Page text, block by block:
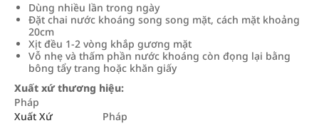
Dùng nhiều lần trong ngày
Đặt chai nước khoáng song song mặt, cách mặt khoảng
20cm
Xịt đều 1-2 vòng khắp gương mặt
Vỗ nhẹ và thấm phần nước khoáng còn đọng lại bằng
bông tẩy trang hoặc khăn giấy
Xuất xứ thương hiệu:
Pháp
Xuất Xứ
Pháp